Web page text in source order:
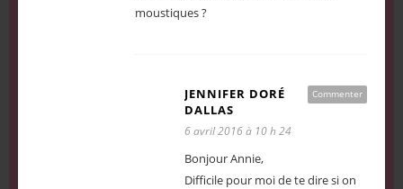
moustiques ?
Commenter
JENNIFER DORÉ
DALLAS
6 avril 2016 à 10 h 24
Bonjour Annie,
Difficile pour moi de te dire si on